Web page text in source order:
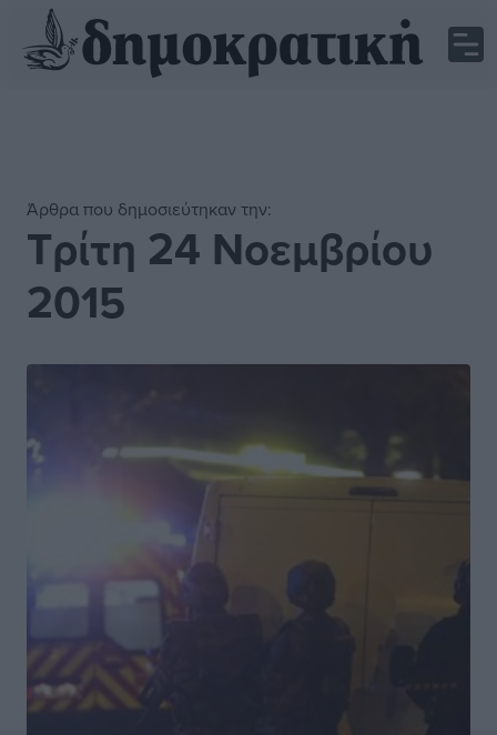
Άρθρα που δημοσιεύτηκαν την:
Τρίτη 24 Νοεμβρίου
2015